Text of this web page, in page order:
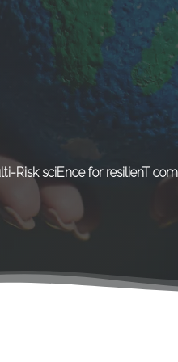
Risk sciEnce for resilienT